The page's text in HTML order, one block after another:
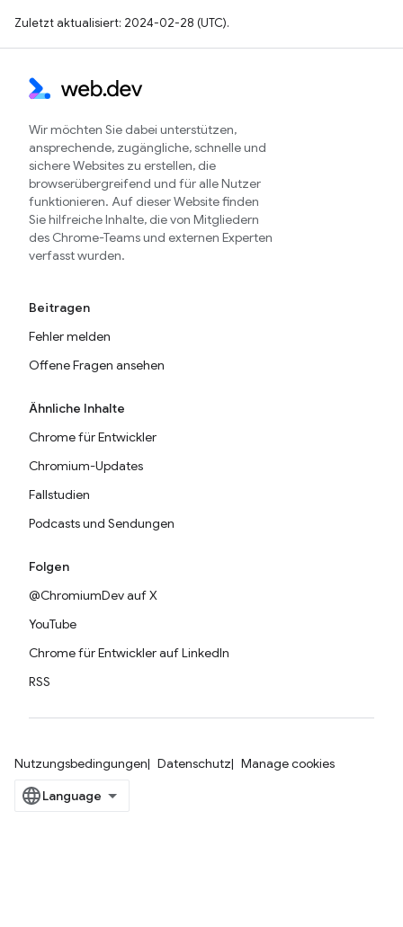
Zuletzt aktualisiert: 2024-02-28 (UTC).
Wir möchten Sie dabei unterstützen,
ansprechende, zugängliche, schnelle und
sichere Websites zu erstellen, die
browserübergreifend und für alle Nutzer
funktionieren. Auf dieser Website finden
Sie hilfreiche Inhalte, die von Mitgliedern
des Chrome-Teams und externen Experten
verfasst wurden.
Beitragen
Fehler melden
Offene Fragen ansehen
Ähnliche Inhalte
Chrome für Entwickler
Chromium-Updates
Fallstudien
Podcasts und Sendungen
Folgen
@ChromiumDev auf X
YouTube
Chrome für Entwickler auf LinkedIn
RSS
Nutzungsbedingungen Datenschutz Manage cookies